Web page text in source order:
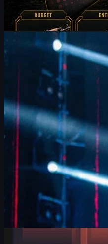
Johnson
Counter-Strike 2junio 17, 2026
FalleN y FURIA: ajustes
Entrevista a FalleN en IEM
FURIA, duelo ante 9z,
viven su último baile en CS2.
junio 17, 2026